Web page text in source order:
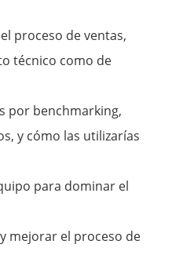
proceso de ventas,
técnico como de
por benchmarking,
y cómo las utilizarías
para dominar el
mejorar el proceso de